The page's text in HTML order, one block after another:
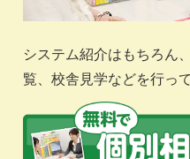
システム紹介はもちろん
覧、校舎見学などを行っ